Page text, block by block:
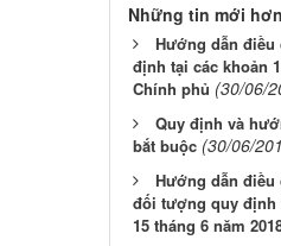
Những tin mới hơn
Hướng dẫn
định tại các khoản
Chính phủ (30/06/
Quy định và
bắt buộc (30/06/
Hướng dẫn
đối tượng quy định
15 tháng 6 năm